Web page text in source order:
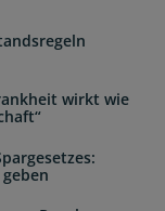
wirkt wie